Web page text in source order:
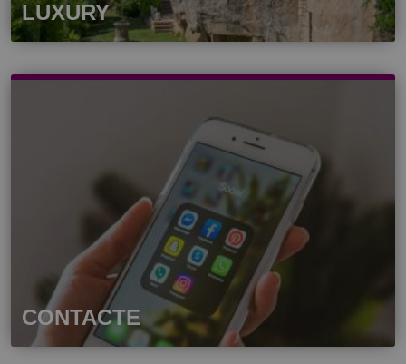
LUXURY
CONTACTE